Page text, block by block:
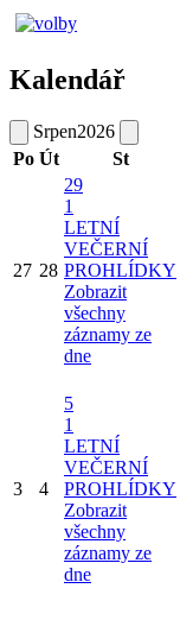
Kalendář
Srpen2026
Po Út St
27 28
29
1
LETNÍ
VEČERNÍ
PROHLÍDKY
Zobrazit
všechny
záznamy ze
dne
3 4
5
1
LETNÍ
VEČERNÍ
PROHLÍDKY
Zobrazit
všechny
záznamy ze
dne